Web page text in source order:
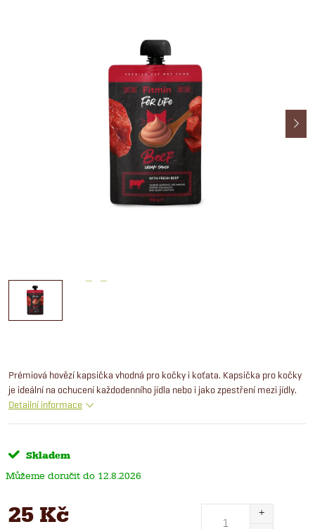
Prémiová hovězí kapsička vhodná pro kočky i koťata. Kapsička pro kočky
je ideální na ochucení každodenního jídla nebo i jako zpestření mezi jídly.
Detailní informace
Skladem
12.8.2026
25 Kč